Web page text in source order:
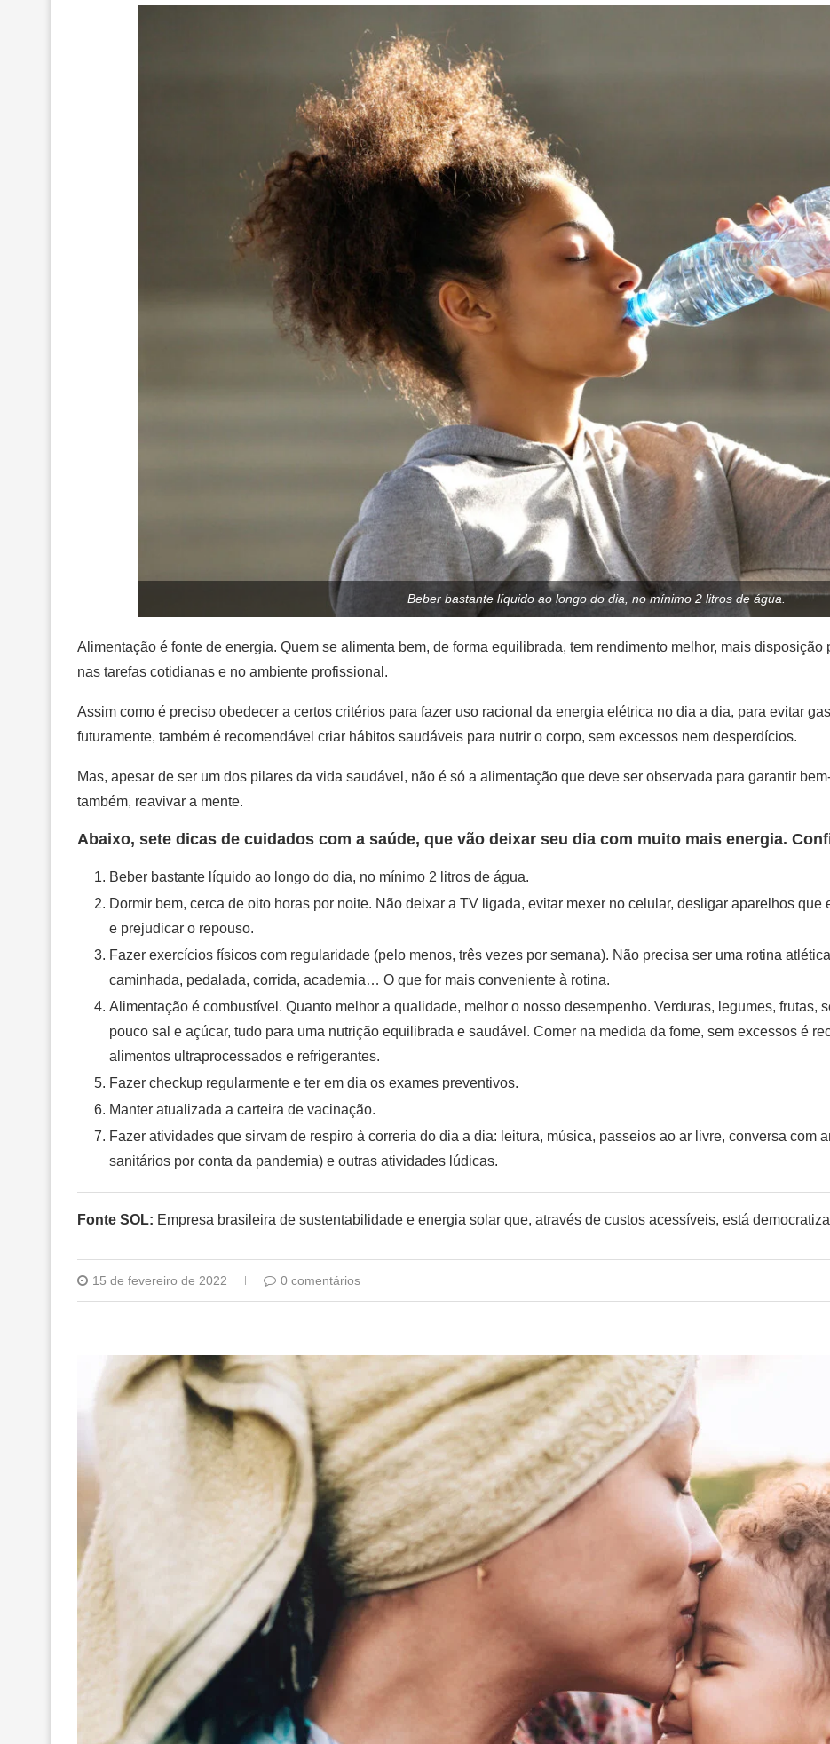
Beber bastante líquido ao longo do dia, no mínimo 2 litros de água.
Alimentação é fonte de energia. Quem se alimenta bem, de forma equilibrada, tem rendimento melhor, mais
nas tarefas cotidianas e no ambiente profissional.
Assim como é preciso obedecer a certos critérios para fazer uso racional da energia elétrica no dia a dia, para evitar
futuramente, também é recomendável criar hábitos saudáveis para nutrir o corpo, sem excessos nem desperdícios.
Mas, apesar de ser um dos pilares da vida saudável, não é só a alimentação que deve ser observada para garantir
também, reavivar a mente.
Abaixo, sete dicas de cuidados com a saúde, que vão deixar seu dia com muito mais energia.
Beber bastante líquido ao longo do dia, no mínimo 2 litros de água.
Dormir bem, cerca de oito horas por noite. Não deixar a TV ligada, evitar mexer no celular, desligar aparelhos
e prejudicar o repouso.
Fazer exercícios físicos com regularidade (pelo menos, três vezes por semana). Não precisa ser uma rotina
caminhada, pedalada, corrida, academia… O que for mais conveniente à rotina.
Alimentação é combustível. Quanto melhor a qualidade, melhor o nosso desempenho. Verduras, legumes, frutas,
pouco sal e açúcar, tudo para uma nutrição equilibrada e saudável. Comer na medida da fome, sem excessos é
alimentos ultraprocessados e refrigerantes.
Fazer checkup regularmente e ter em dia os exames preventivos.
Manter atualizada a carteira de vacinação.
Fazer atividades que sirvam de respiro à correria do dia a dia: leitura, música, passeios ao ar livre, conversa com
sanitários por conta da pandemia) e outras atividades lúdicas.
Fonte SOL: Empresa brasileira de sustentabilidade e energia solar que, através de custos acessíveis, está
15 de fevereiro de 2022 0 comentários